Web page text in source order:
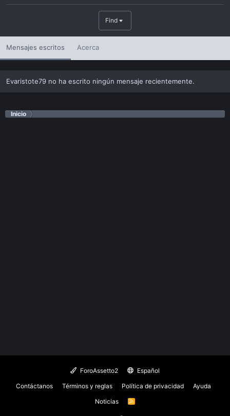
Find
Mensajes escritos Acerca
Evaristote79 no ha escrito ningún mensaje recientemente.
Inicio
ForoAssetto2
Español
Contáctanos
Términos y reglas Política de privacidad
Ayuda
Noticias
R